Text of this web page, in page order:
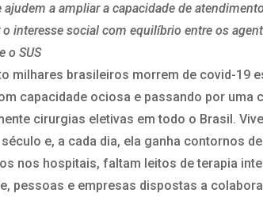
a ampliar a capacidade de
interesse social com equilíbrio entre os
o SUS
milhares brasileiros morrem de covid-19
capacidade ociosa e passando por uma
cirurgias eletivas em todo o Brasil.
e, a cada dia, ela ganha contornos
nos hospitais, faltam leitos de terapia
pessoas e empresas dispostas a